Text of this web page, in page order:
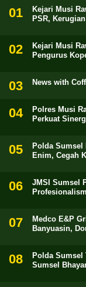
Kejari Musi
PSR,
Kejari Musi
Pengurus
News with
Polres Musi
Perkuat
Polda Sumsel
Enim, Cegah
JMSI Sumsel
Medco E&P
Banyuasin,
Polda Sumsel
Sumsel